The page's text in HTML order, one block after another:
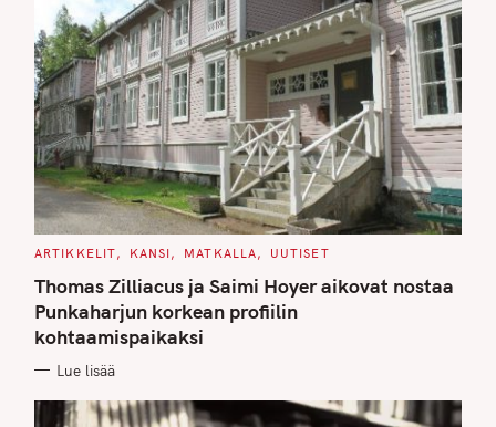
C
T
E
G
O
R
I
S
ARTIKKELIT KANSI MATKALLA UUTISET
Thomas Zilliacus ja Saimi Hoyer aikovat nostaa
Punkaharjun korkean profiilin
kohtaamispaikaksi
Lue lisää